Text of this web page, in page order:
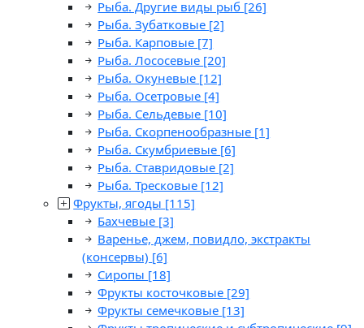
Рыба. Другие виды рыб [26]
Рыба. Зубатковые [2]
Рыба. Карповые [7]
Рыба. Лососевые [20]
Рыба. Окуневые [12]
Рыба. Осетровые [4]
Рыба. Сельдевые [10]
Рыба. Скорпенообразные [1]
Рыба. Скумбриевые [6]
Рыба. Ставридовые [2]
Рыба. Тресковые [12]
Фрукты, ягоды [115]
Бахчевые [3]
Варенье, джем, повидло, экстракты
(консервы) [6]
Сиропы [18]
Фрукты косточковые [29]
Фрукты семечковые [13]